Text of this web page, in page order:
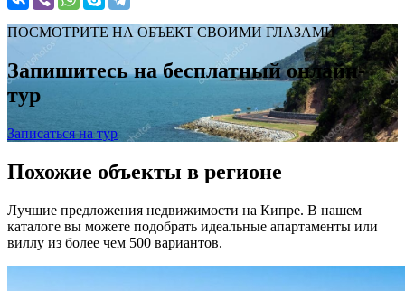
ПОСМОТРИТЕ НА ОБЪЕКТ СВОИМИ ГЛАЗАМИ
Запишитесь на бесплатный онлайн-
тур
Записаться на тур
Похожие объекты в регионе
Лучшие предложения недвижимости на Кипре. В нашем
каталоге вы можете подобрать идеальные апартаменты или
виллу из более чем 500 вариантов.